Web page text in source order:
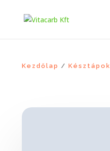
Kezdőlap / Késztápok